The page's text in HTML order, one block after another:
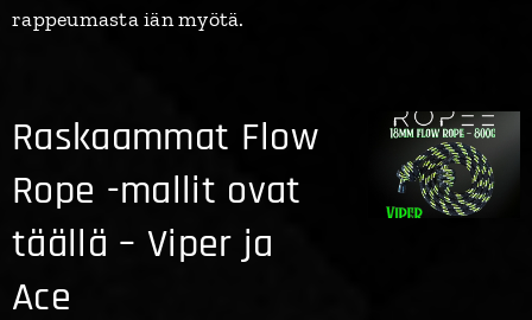
rappeumasta iän myötä.
Raskaammat Flow
Rope -mallit ovat
täällä – Viper ja
Ace